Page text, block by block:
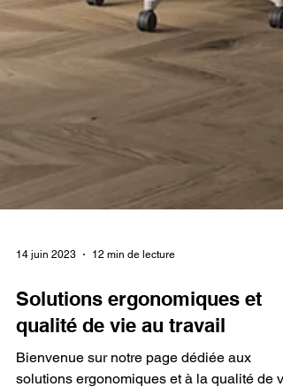
14 juin 2023 12 min de lecture
Solutions ergonomiques et
qualité de vie au travail